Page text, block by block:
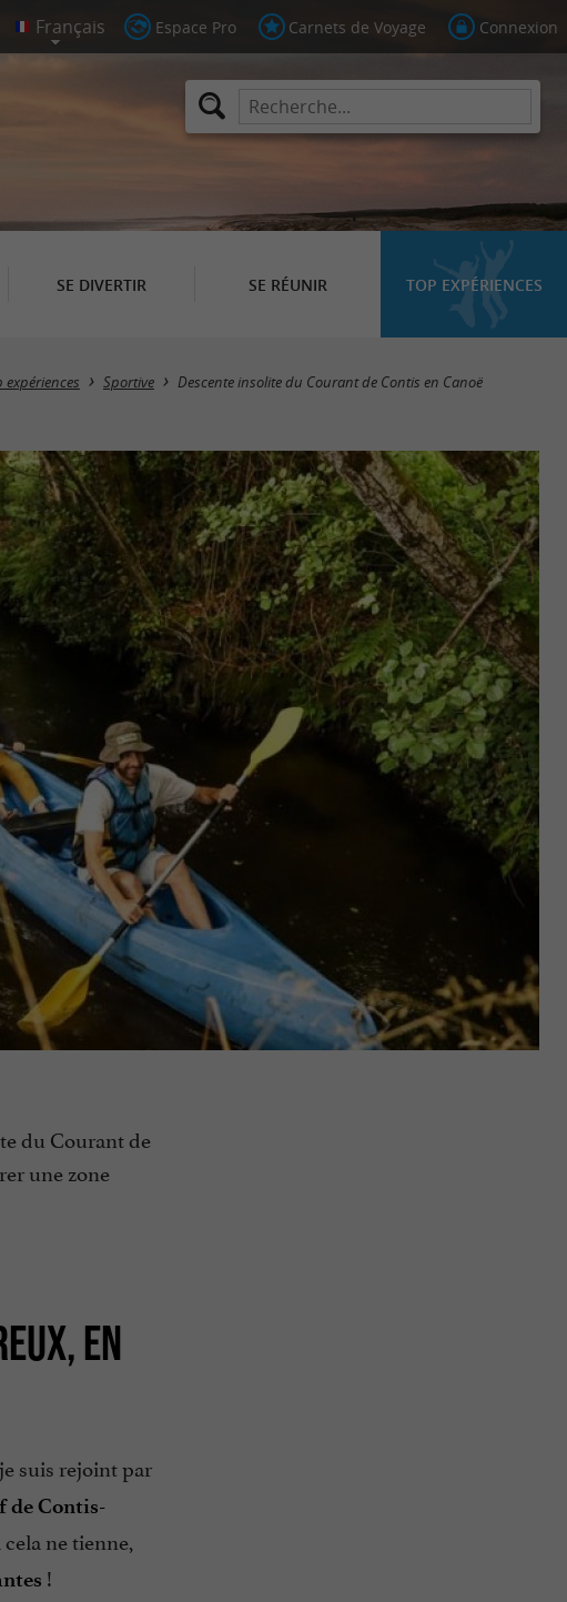
Espace Pro Carnets de Voyage Connexion
SE DIVERTIR SE RÉUNIR TOP EXPÉRIENCES
expériences Sportive Descente insolite du Courant de Contis en Canoë
du Courant de
une zone
EN
, je suis rejoint par
de Contis-
ne tienne,
!